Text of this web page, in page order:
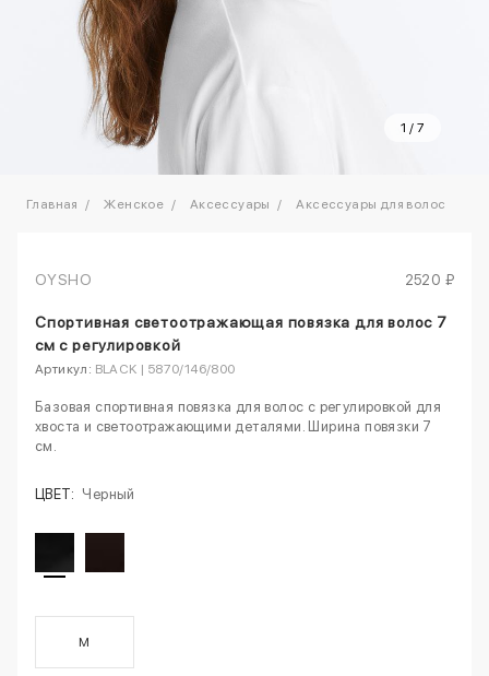
1 / 7
Главная Женское Аксессуары Аксессуары для волос
OYSHO 2520 ₽
Спортивная светоотражающая повязка для волос 7
см с регулировкой
Артикул: BLACK | 5870/146/800
Базовая спортивная повязка для волос с регулировкой для
хвоста и светоотражающими деталями. Ширина повязки 7
см.
ЦВЕТ: Черный
M